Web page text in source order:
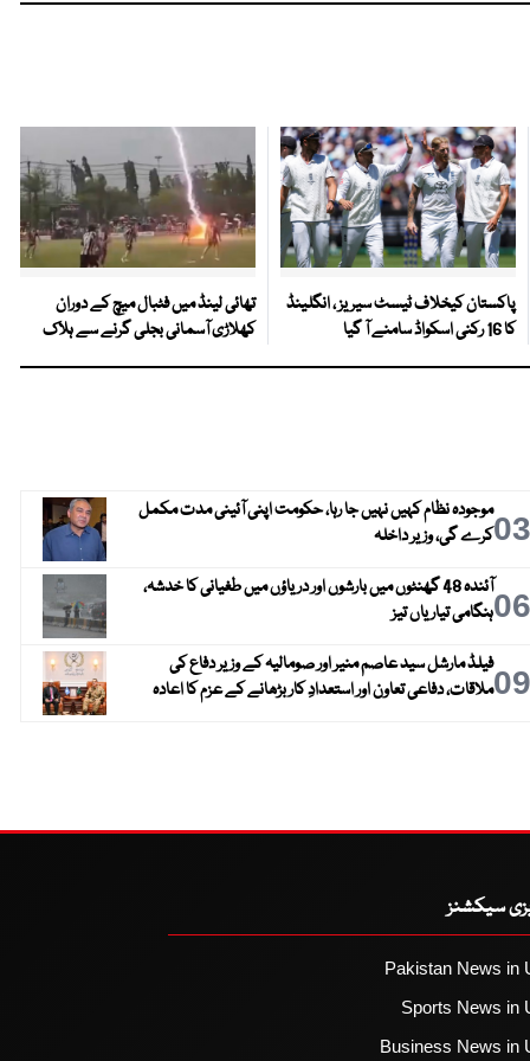
پاکستان کیخلاف ٹیسٹ سیریز ، انگلینڈ
کا 16 رکنی اسکواڈ سامنے آ گیا
تھائی لینڈ میں فٹبال میچ کے دوران
کھلاڑی آسمانی بجلی گرنے سے ہلاک
03موجودہ نظام کہیں نہیں جا رہا، حکومت اپنی آئینی مدت مکمل
کرے گی، وزیر داخلہ
06
آئندہ 48 گھنٹوں میں بارشوں اور دریاؤں میں طغیانی کا خدشہ،
ہنگامی تیاریاں تیز
09فیلڈ مارشل سید عاصم منیر اور صومالیہ کے وزیر دفاع کی
ملاقات، دفاعی تعاون اور استعدادِ کار بڑھانے کے عزم کا اعادہ
سیکشنز
Pakistan News in
Sports News in
Business News in